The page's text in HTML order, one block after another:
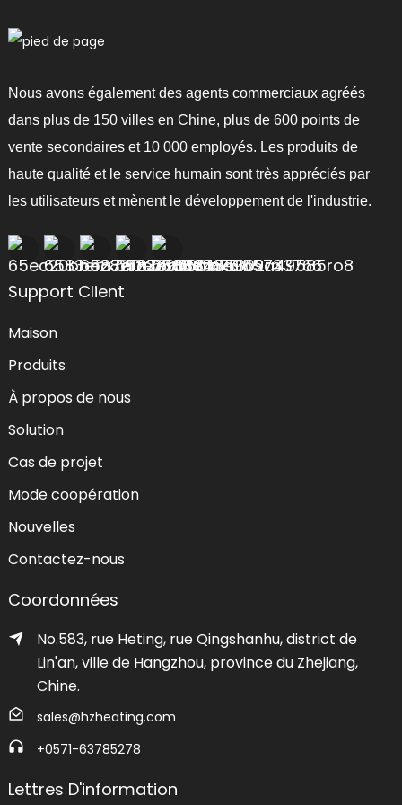
Nous avons également des agents commerciaux agréés
dans plus de 150 villes en Chine, plus de 600 points de
vente secondaires et 10 000 employés. Les produits de
haute qualité et le service humain sont très appréciés par
les utilisateurs et mènent le développement de l'industrie.
Support Client
Maison
Produits
À propos de nous
Solution
Cas de projet
Mode coopération
Nouvelles
Contactez-nous
Coordonnées
No.583, rue Heting, rue Qingshanhu, district de
Lin'an, ville de Hangzhou, province du Zhejiang,
Chine.
sales@hzheating.com
+0571-63785278
Lettres D'information